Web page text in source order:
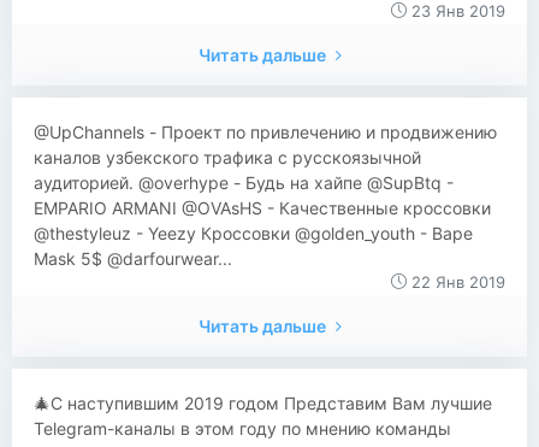
23 Янв 2019
Читать дальше
@UpChannels - Проект по привлечению и продвижению
каналов узбекского трафика с русскоязычной
аудиторией. @overhype - Будь на хайпе @SupBtq -
EMPARIO ARMANI @OVAsHS - Качественные кроссовки
@thestyleuz - Yeezy Кроссовки @golden_youth - Bape
Mask 5$ @darfourwear...
22 Янв 2019
Читать дальше
🎄С наступившим 2019 годом Представим Вам лучшие
Telegram-каналы в этом году по мнению команды